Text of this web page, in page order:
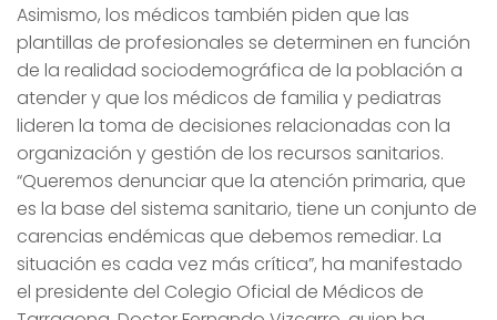
Asimismo, los médicos también piden que las
plantillas de profesionales se determinen en función
de la realidad sociodemográfica de la población a
atender y que los médicos de familia y pediatras
lideren la toma de decisiones relacionadas con la
organización y gestión de los recursos sanitarios.
“Queremos denunciar que la atención primaria, que
es la base del sistema sanitario, tiene un conjunto de
carencias endémicas que debemos remediar. La
situación es cada vez más crítica”, ha manifestado
el presidente del Colegio Oficial de Médicos de